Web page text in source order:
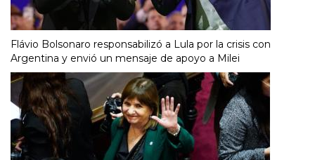
Flávio Bolsonaro responsabilizó a Lula por la crisis con
Argentina y envió un mensaje de apoyo a Milei